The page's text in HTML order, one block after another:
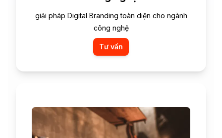
giải pháp Digital Branding toàn diện cho ngành
công nghệ
Tư vấn